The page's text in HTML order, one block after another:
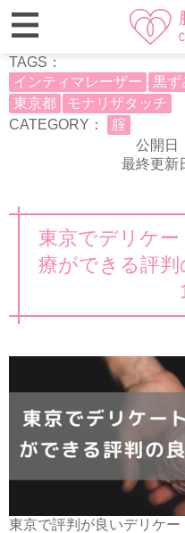
TAGS：
インティマレーザー
黒ず
東京都
モナリザタッチ
CATEGORY：
腟
公開日
最終更新
東京でデリケ
療ができる評
東京で評判が良いデリケ